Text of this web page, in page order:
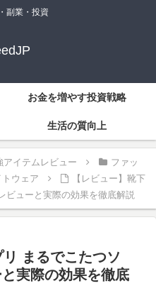
副業・投資
お金を増やす投資戦略
生活の質向上
イテムレビュー
ファッ
ウェア
【レビュー】靴下
ビューと実際の効果を徹底解説
リ まるでこたつソ
実際の効果を徹底